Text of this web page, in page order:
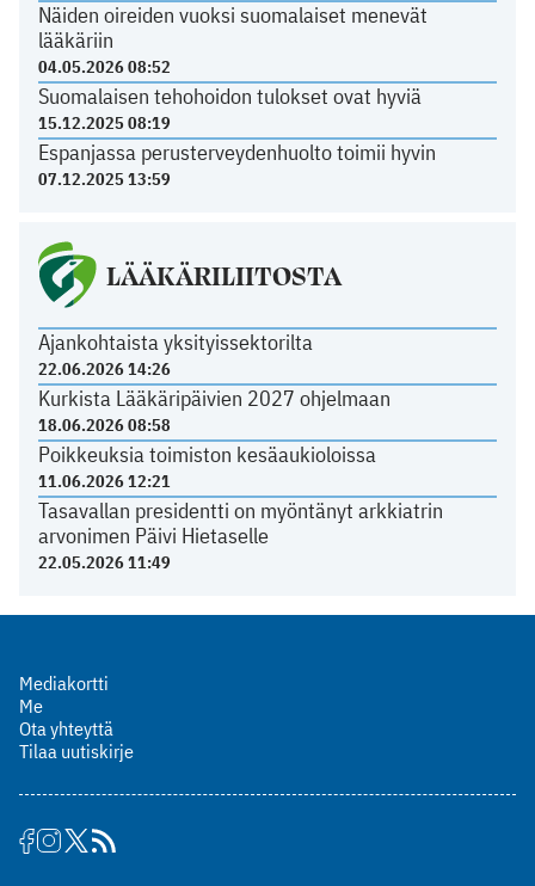
Näiden oireiden vuoksi suomalaiset menevät
lääkäriin
04.05.2026 08:52
Suomalaisen tehohoidon tulokset ovat hyviä
15.12.2025 08:19
Espanjassa perusterveydenhuolto toimii hyvin
07.12.2025 13:59
LÄÄKÄRILIITOSTA
Ajankohtaista yksityissektorilta
22.06.2026 14:26
Kurkista Lääkäripäivien 2027 ohjelmaan
18.06.2026 08:58
Poikkeuksia toimiston kesäaukioloissa
11.06.2026 12:21
Tasavallan presidentti on myöntänyt arkkiatrin
arvonimen Päivi Hietaselle
22.05.2026 11:49
Mediakortti
Me
Ota yhteyttä
Tilaa uutiskirje